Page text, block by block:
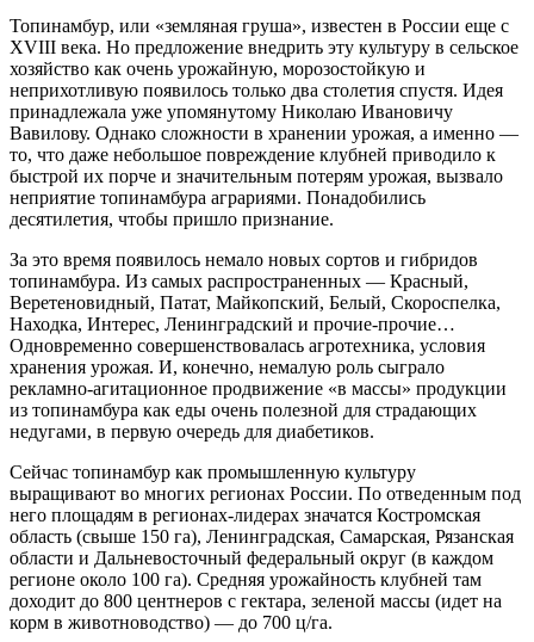
Топинамбур, или «земляная груша», известен в России еще с
XVIII века. Но предложение ­внедрить эту культуру в сельское
хозяйство как очень урожайную, морозостойкую и
неприхотливую появилось только два столетия спустя. Идея
принадлежала уже упомянутому Николаю Ивановичу
Вавилову. Однако сложности в хранении урожая, а именно —
то, что даже небольшое повреждение клубней приводило к
быстрой их порче и значительным потерям урожая, вызвало
неприятие топинамбура аграриями. Понадобились
десятилетия, чтобы пришло признание.
За это время появилось немало новых сортов и гибридов
топинамбура. Из самых распространенных — Красный,
Веретеновидный, Патат, Майкопский, Белый, Скороспелка,
Находка, Интерес, Ленинградский и прочие-прочие…
Одновременно совершенствовалась агротехника, условия
хранения урожая. И, конечно, немалую роль сыграло
рекламно-агитационное продвижение «в массы» продукции
из топинамбура как еды очень полезной для страдающих
недугами, в первую очередь для диабетиков.
Сейчас топинамбур как промышленную культуру
выращивают во многих регионах России. По отведенным под
него площадям в регионах-лидерах значатся Кост­ромская
область (свыше 150 га), Ленинградская, Самарская, Рязанская
области и Дальневосточный федеральный округ (в каждом
регионе около 100 га). Средняя урожайность клубней там
доходит до 800 центнеров с гектара, зеленой массы (идет на
корм в животноводство) — до 700 ц/га.